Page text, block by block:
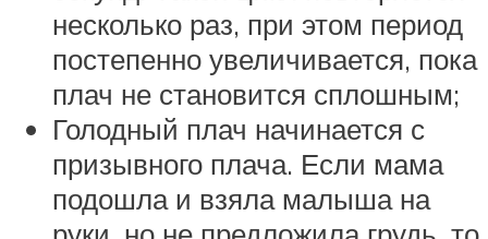
несколько раз, при этом период
постепенно увеличивается, пока
плач не становится сплошным;
Голодный плач начинается с
призывного плача. Если мама
подошла и взяла малыша на